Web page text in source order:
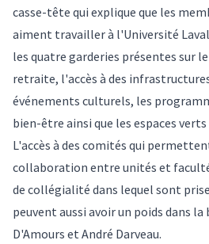
casse-tête qui explique que les
aiment travailler à l'Université
les quatre garderies présentes sur
retraite, l'accès à des
événements culturels, les
bien-être ainsi que les espaces verts
L'accès à des comités qui
collaboration entre unités et
de collégialité dans lequel sont
peuvent aussi avoir un poids dans
D'Amours et André Darveau.